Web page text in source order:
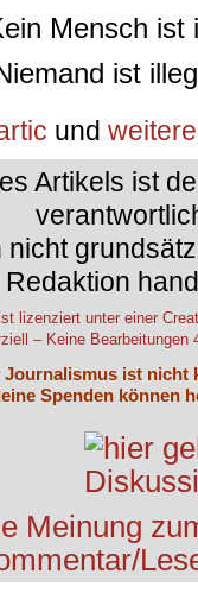
Mensch ist
ist
und
Artikels ist
Redaktion
lizenziert unter einer
– Keine Bearbeitungen
ist nicht
Spenden können